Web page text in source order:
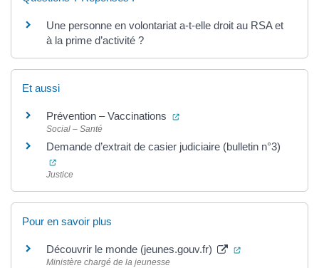
Une personne en volontariat a-t-elle droit au RSA et
à la prime d’activité ?
Et aussi
Prévention – Vaccinations (ouverture dans un nouvel
Social – Santé
Demande d’extrait de casier judiciaire (bulletin n°3)
(ouverture dans un nouvel onglet)
Justice
Pour en savoir plus
Découvrir le monde (jeunes.gouv.fr) (ouverture dans
Ministère chargé de la jeunesse